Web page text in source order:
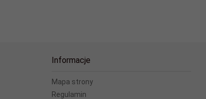
Informacje
Mapa strony
Regulamin